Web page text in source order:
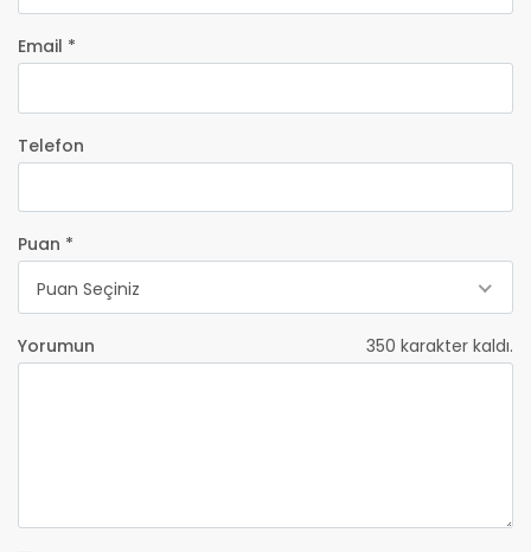
Email *
Telefon
Puan *
Puan Seçiniz
Yorumun 350 karakter kaldı.